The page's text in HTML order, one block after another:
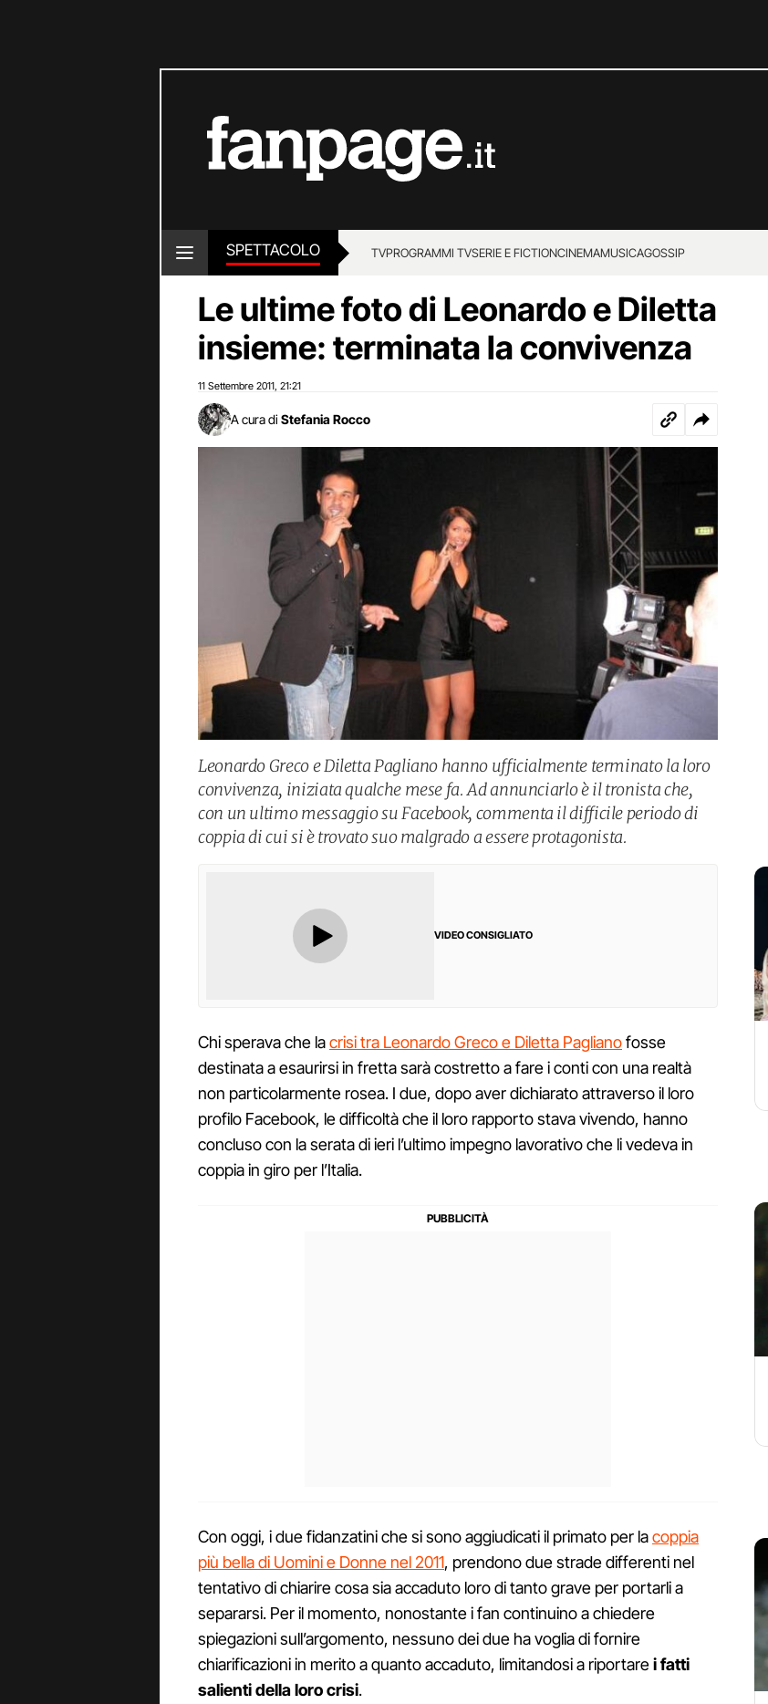
SPETTACOLO TVPROGRAMMI TVSERIE E FICTIONCINEMAMUSICAGOSSIP
Le ultime foto di Leonardo e Diletta
insieme: terminata la convivenza
11 Settembre 2011 21:21
A cura di Stefania Rocco
Leonardo Greco e Diletta Pagliano hanno ufficialmente terminato la loro
convivenza, iniziata qualche mese fa. Ad annunciarlo è il tronista che,
con un ultimo messaggio su Facebook, commenta il difficile periodo di
coppia di cui si è trovato suo malgrado a essere protagonista.
VIDEO CONSIGLIATO
Chi sperava che lacrisi tra Leonardo Greco e Diletta Paglianofosse
destinata a esaurirsi in fretta sarà costretto a fare i conti con una realtà
non particolarmente rosea. I due, dopo aver dichiarato attraverso il loro
profilo Facebook, le difficoltà che il loro rapporto stava vivendo, hanno
concluso con la serata di ieri l’ultimo impegno lavorativo che li vedeva in
coppia in giro per l’Italia.
Con oggi, i due fidanzatini che si sono aggiudicati il primato per lacoppia
più bella di Uomini e Donne nel 2011, prendono due strade differenti nel
tentativo di chiarire cosa sia accaduto loro di tanto grave per portarli a
separarsi. Per il momento, nonostante i fan continuino a chiedere
spiegazioni sull’argomento, nessuno dei due ha voglia di fornire
chiarificazioni in merito a quanto accaduto, limitandosi a riportarei fatti
salienti della loro crisi.